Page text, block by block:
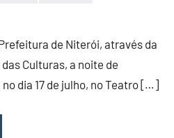
de Niterói, através da
Culturas, a noite de
dia 17 de julho, no Teatro […]